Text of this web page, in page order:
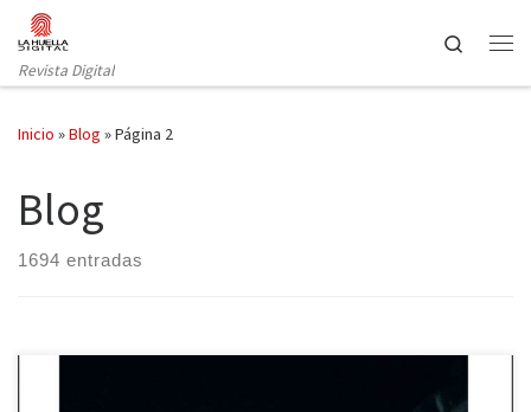
Saltar al contenido
Revista Digital
Search
Inicio »Blog »Página 2
Blog
1694 entradas